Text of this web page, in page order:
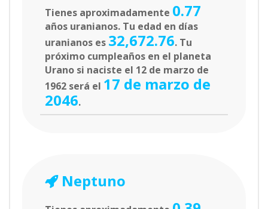
Tienes aproximadamente 0.77
años uranianos. Tu edad en días
uranianos es 32,672.76. Tu
próximo cumpleaños en el planeta
Urano si naciste el 12 de marzo de
1962 será el 17 de marzo de
2046.
Neptuno